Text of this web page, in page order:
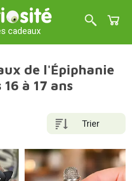
cadeaux
de l'Épiphanie
à 17 ans
Trier